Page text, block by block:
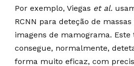
Por exemplo, Viegas et al.
RCNN para deteção de
imagens de mamograma. Este
consegue, normalmente,
forma muito eficaz, com